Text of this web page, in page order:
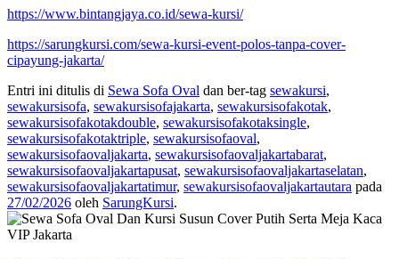
https://www.bintangjaya.co.id/sewa-kursi/
https://sarungkursi.com/sewa-kursi-event-polos-tanpa-cover-
cipayung-jakarta/
Entri ini ditulis di Sewa Sofa Oval dan ber-tag sewakursi,
sewakursisofa, sewakursisofajakarta, sewakursisofakotak,
sewakursisofakotakdouble, sewakursisofakotaksingle,
sewakursisofakotaktriple, sewakursisofaoval,
sewakursisofaovaljakarta, sewakursisofaovaljakartabarat,
sewakursisofaovaljakartapusat, sewakursisofaovaljakartaselatan,
sewakursisofaovaljakartatimur, sewakursisofaovaljakartautara pada
27/02/2026 oleh SarungKursi.